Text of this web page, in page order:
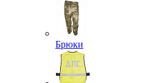
Брюки